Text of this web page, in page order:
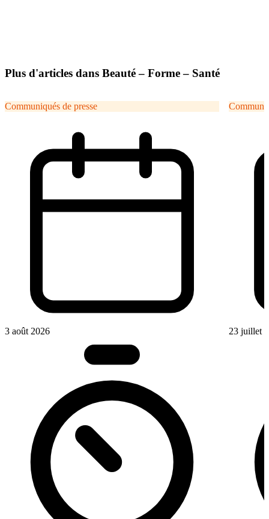
Plus d'articles dans Beauté – Forme – Santé
Communiqués de presse
3 août 2026 23 juillet